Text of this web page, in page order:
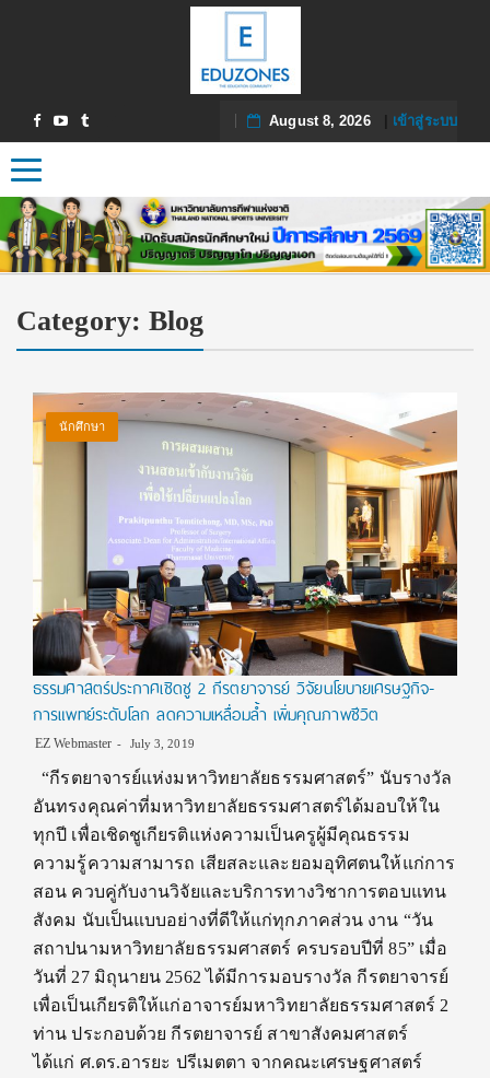
August 8, 2026| เข้าสู่ระบบ
Toggle navigation
Category: Blog
นักศึกษา
ธรรมศาสตร์ประกาศเชิดชู 2 กีรตยาจารย์ วิจัยนโยบายเศรษฐกิจ-
การแพทย์ระดับโลก ลดความเหลื่อมล้ำ เพิ่มคุณภาพชีวิต
EZ Webmaster July 3, 2019
“กีรตยาจารย์แห่งมหาวิทยาลัยธรรมศาสตร์” นับรางวัล
อันทรงคุณค่าที่มหาวิทยาลัยธรรมศาสตร์ได้มอบให้ใน
ทุกปี เพื่อเชิดชูเกียรติแห่งความเป็นครูผู้มีคุณธรรม
ความรู้ความสามารถ เสียสละและยอมอุทิศตนให้แก่การ
สอน ควบคู่กับงานวิจัยและบริการทางวิชาการตอบแทน
สังคม นับเป็นแบบอย่างที่ดีให้แก่ทุกภาคส่วน งาน “วัน
สถาปนามหาวิทยาลัยธรรมศาสตร์ ครบรอบปีที่ 85” เมื่อ
วันที่ 27 มิถุนายน 2562 ได้มีการมอบรางวัล กีรตยาจารย์
เพื่อเป็นเกียรติให้แก่อาจารย์มหาวิทยาลัยธรรมศาสตร์ 2
ท่าน ประกอบด้วย กีรตยาจารย์ สาขาสังคมศาสตร์
ได้แก่ ศ.ดร.อารยะ ปรีเมตตา จากคณะเศรษฐศาสตร์